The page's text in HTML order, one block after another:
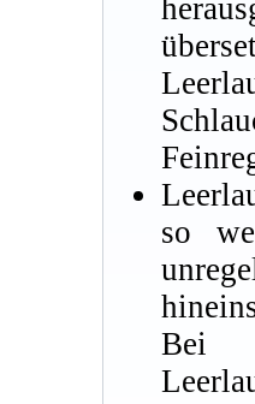
so
Bei